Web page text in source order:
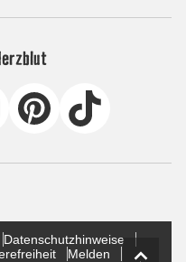
Datenschutzhinweise
Melden